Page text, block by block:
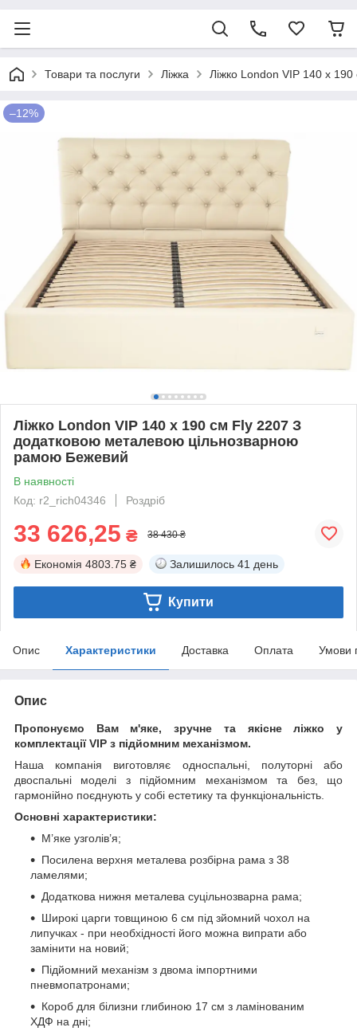
Товари та послуги Ліжка Ліжко London VIP 140 х
–12%
Ліжко London VIP 140 х 190 см Fly 2207 З
додатковою металевою цільнозварною
рамою Бежевий
В наявності
Код: r2_rich04346
Роздріб
33 626,25 ₴ 38 430 ₴
Економія 4803.75 ₴ Залишилось 41 день
Купити
Опис Характеристики Доставка Оплата Умови
Опис
Пропонуємо Вам м'яке, зручне та якiсне ліжко у
комплектації VIP з підйомним механізмом.
Наша компанія виготовляє односпальні, полуторні або
двоспальні моделі з підйомним механізмом та без, що
гармонійно поєднують у собі естетику та функціональність.
Основні характеристики:
М’яке узголів’я;
Посилена верхня металева розбірна рама з 38
ламелями;
Додаткова нижня металева суцільнозварна рама;
Широкі царги товщиною 6 см під зйомний чохол на
липучках - при необхідності його можна випрати або
замінити на новий;
Підйомний механізм з двома імпортними
пневмопатронами;
Короб для білизни глибиною 17 см з ламінованим
ХДФ на дні;